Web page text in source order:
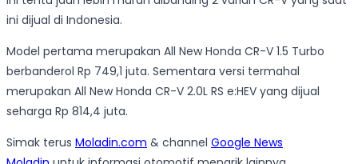
ini dijual di Indonesia.
Model pertama merupakan All New Honda CR-V 1.5 Turbo
berbanderol Rp 749,1 juta. Sementara versi termahal
merupakan All New Honda CR-V 2.0L RS e:HEV yang dijual
seharga Rp 814,4 juta.
Simak terus Moladin.com & channel Google News